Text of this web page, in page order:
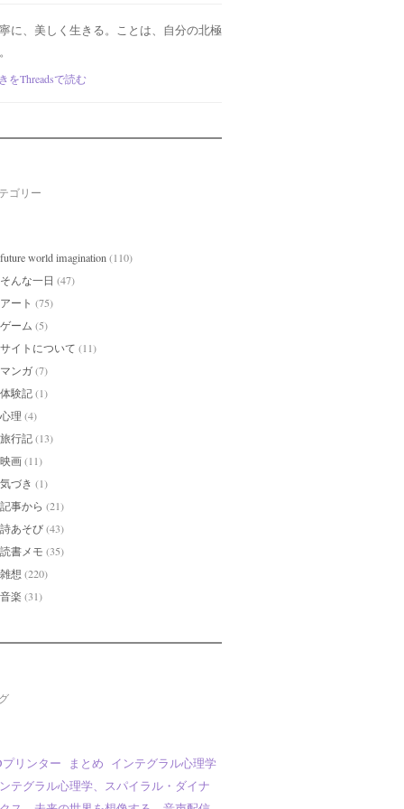
に、美しく生きる。ことは、自分の北極
をThreadsで読む
ゴリー
future world imagination(110)
そんな一日 (47)
アート (75)
ゲーム (5)
サイトについて (11)
マンガ(7)
体験記(1)
心理 (4)
旅行記(13)
映画(11)
気づき (1)
記事から (21)
詩あそび(43)
読書メモ (35)
雑想 (220)
音楽 (31)
プリンター まとめ インテグラル心理学
テグラル心理学、スパイラル・ダイナ